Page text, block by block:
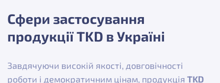
Сфери застосування
продукції TKD в Україні
Завдячуючи високій якості, довговічності
роботи і демократичним цінам, продукція TKD